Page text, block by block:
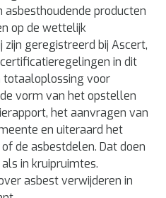
producten
op de wettelijk
geregistreerd bij Ascert,
in dit
totaaloplossing voor
vorm van het opstellen
het aanvragen van
en uiteraard het
de asbestdelen. Dat doen
in kruipruimtes.
asbest verwijderen in